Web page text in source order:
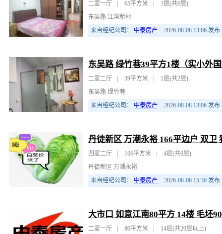
二室一厅 65平方米
1层(共6层)
东吴路 江滨新村
来自经纪公司： 中泰房产 2026-08-08 13:06 发布
东吴路 绿竹巷39平方1楼（实小外
二室二厅 39平方米
1层(共2层)
东吴路 绿竹巷
来自经纪公司： 中泰房产 2026-08-08 13:06 发布
丹徒新区 万潮永裕 166平边户 双卫
四室二厅 166平方米
4层(共6层)
丹徒新区 万潮永裕
来自经纪公司： 中泰房产 2026-08-06 15:30 发布
大市口 如意江南80平方 14楼 毛坯
二室一厅 80平方米
14层(共20层以上)